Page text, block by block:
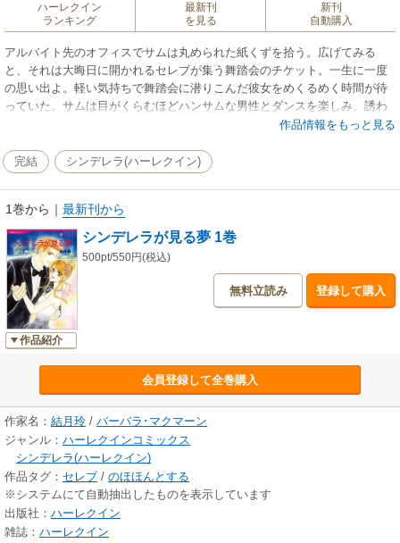
ハーレクイン
ランキング
最新刊
を見る
新刊
自動購入
アルバイト先のオフィスでサムは丸められた紙くずを拾う。広げてみる
と、それは大晦日に開かれるセレブが集う舞踏会のチケット。一生に一度
の思い出よ。軽い気持ちで舞踏会に潜りこんだ彼女をめくるめく時間が待
っていた。サムは目がくらむほどハンサムな男性とダンスを楽しみ、誘わ
れるまま夢見心地で彼の口づけに応えてしまう。だが、相手はなんとチケ
作品情報をもっと見る
完結 シンデレラ(ハーレクイン)
1巻から ｜ 最新刊から
作品紹介
シンデレラが見る夢 1巻
500pt/550円(税込)
無料立読み 登録して購入
会員登録して全巻購入
作家名： 結月玲 / バーバラ･マクマーン
ジャンル： ハーレクインコミックス
シンデレラ(ハーレクイン)
作品タグ： セレブ / のほほんとする
※システムにて自動抽出したものを表示しています
出版社： ハーレクイン
雑誌： ハーレクイン